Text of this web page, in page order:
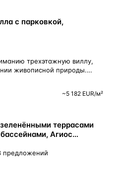
с парковкой,
трехэтажную виллу,
живописной природы.
свежим воздухом
Здесь вы сможете
вокруг. Этот дом –
а настоящий оазис
вам и вашей семье
создавая
и обретая гармонию
уютных спален и три
~5 182 EUR/м²
террасами
Агиос
предложений